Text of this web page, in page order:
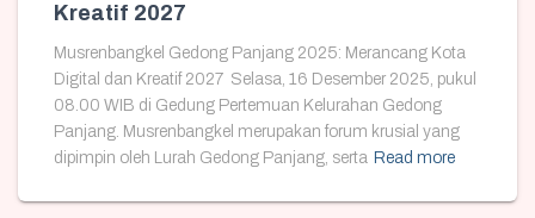
Kreatif 2027
Musrenbangkel Gedong Panjang 2025: Merancang Kota
Digital dan Kreatif 2027 Selasa, 16 Desember 2025, pukul
08.00 WIB di Gedung Pertemuan Kelurahan Gedong
Panjang. Musrenbangkel merupakan forum krusial yang
dipimpin oleh Lurah Gedong Panjang, serta Read more